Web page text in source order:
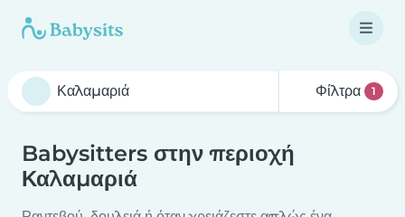
Φίλτρα 1
Babysitters στην περιοχή
Καλαμαριά